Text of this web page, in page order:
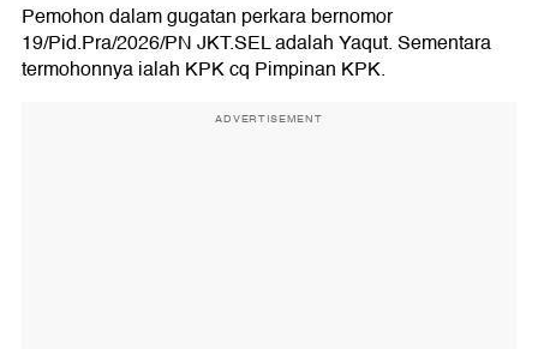
Pemohon dalam gugatan perkara bernomor
19/Pid.Pra/2026/PN JKT.SEL adalah Yaqut. Sementara
termohonnya ialah KPK cq Pimpinan KPK.
ADVERTISEMENT